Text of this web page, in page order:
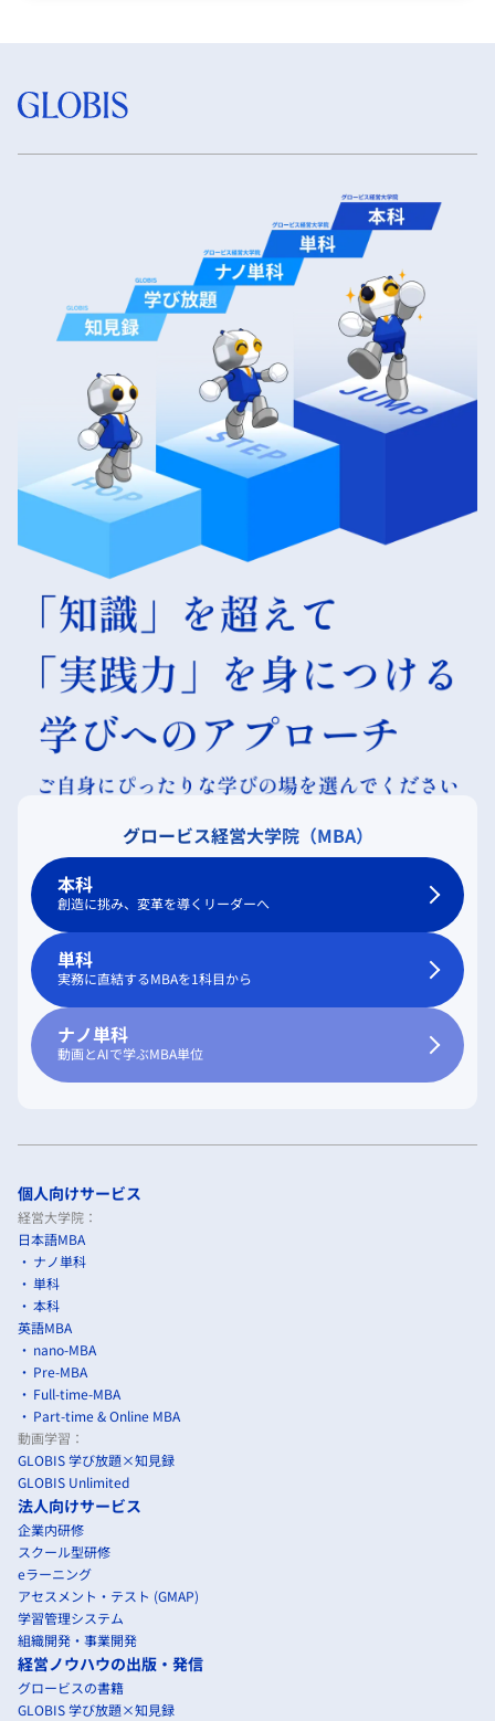
グロービス経営大学院（MBA）
本科
創造に挑み、変革を導くリーダーへ
単科
実務に直結するMBAを1科目から
ナノ単科
動画とAIで学ぶMBA単位
個人向けサービス
経営大学院：
日本語MBA
ナノ単科
単科
本科
英語MBA
nano-MBA
Pre-MBA
Full-time-MBA
Part-time & Online MBA
動画学習：
GLOBIS 学び放題×知見録
GLOBIS Unlimited
法人向けサービス
企業内研修
スクール型研修
eラーニング
アセスメント・テスト (GMAP)
学習管理システム
組織開発・事業開発
経営ノウハウの出版・発信
グロービスの書籍
GLOBIS 学び放題×知見録